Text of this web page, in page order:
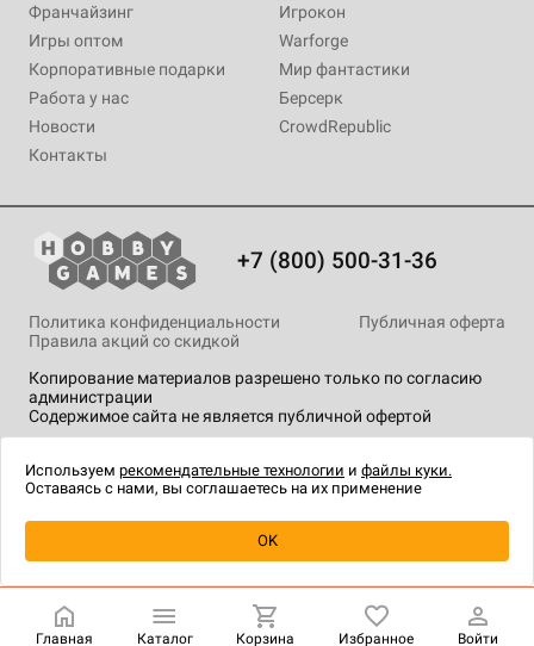
Уведомить о наличии
Франчайзинг
Игры оптом
Корпоративные подарки
Работа у нас
Новости
Контакты
Игрокон
Warforge
Мир фантастики
Берсерк
CrowdRepublic
+7 (800) 500-31-36
Копирование материалов разрешено только по согласию
администрации
Содержимое сайта не является публичной офертой
Политика конфиденциальности
Публичная оферта
Правила акций со скидкой
технологии.
Главная Каталог Корзина Избранное Войти
Используем рекомендательные технологии и файлы куки.
Оставаясь с нами, вы соглашаетесь на их применение
OK